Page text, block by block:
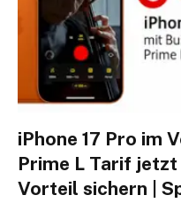
iPhone 17 Pro im
Prime L Tarif
Vorteil sichern |